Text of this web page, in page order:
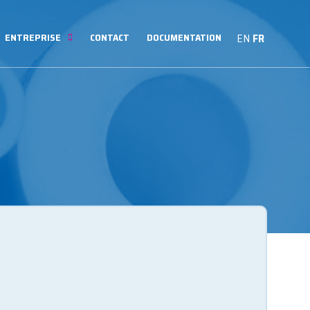
ENTREPRISE CONTACT DOCUMENTATION EN FR